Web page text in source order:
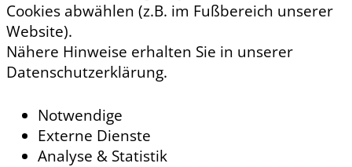
Cookies abwählen (z.B. im Fußbereich unserer
Website).
Nähere Hinweise erhalten Sie in unserer
Datenschutzerklärung.
Notwendige
Externe Dienste
Analyse & Statistik